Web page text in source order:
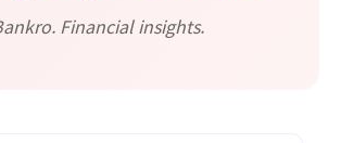
Financial insights.